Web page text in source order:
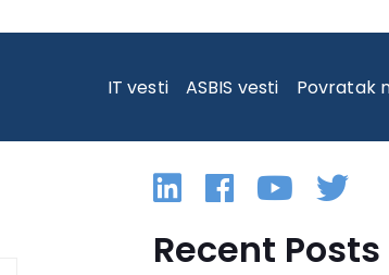
IT vesti ASBIS vesti Povratak
Linkedin
Facebook
YouTube
Recent Posts